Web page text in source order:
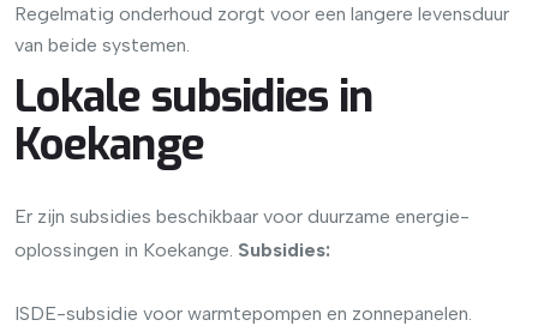
Regelmatig onderhoud zorgt voor een langere levensduur
van beide systemen.
Lokale subsidies in
Koekange
Er zijn subsidies beschikbaar voor duurzame energie-
oplossingen in Koekange. Subsidies:
ISDE-subsidie voor warmtepompen en zonnepanelen.